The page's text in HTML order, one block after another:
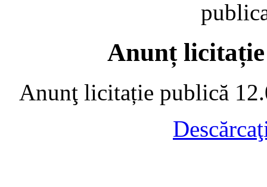
Anunț licitație
Anunţ licitație publică